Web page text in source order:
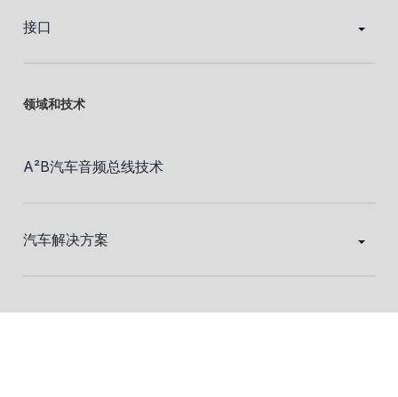
接口
领域和技术
A²B汽车音频总线技术
汽车解决方案